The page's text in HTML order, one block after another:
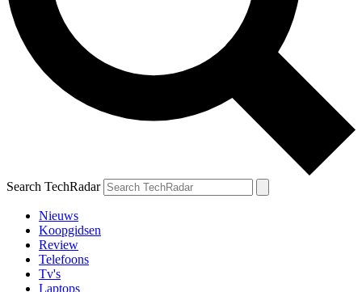
Search TechRadar
Nieuws
Koopgidsen
Review
Telefoons
Tv's
Laptops